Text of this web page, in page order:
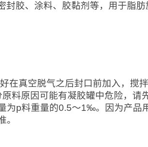
封胶、涂料、胶黏剂等，用于脂肪
在真空脱气之后封口前加入，搅
料原因可能有凝胶罐中危险，请
为p料重量的0.5～1‰。因为产品
。